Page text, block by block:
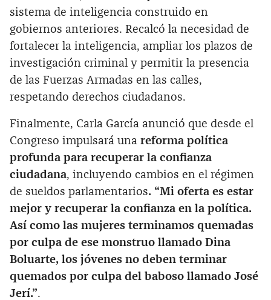
sistema de inteligencia construido en
gobiernos anteriores. Recalcó la necesidad de
fortalecer la inteligencia, ampliar los plazos de
investigación criminal y permitir la presencia
de las Fuerzas Armadas en las calles,
respetando derechos ciudadanos.
Finalmente, Carla García anunció que desde el
Congreso impulsará una reforma política
profunda para recuperar la confianza
ciudadana, incluyendo cambios en el régimen
de sueldos parlamentarios. “Mi oferta es estar
mejor y recuperar la confianza en la política.
Así como las mujeres terminamos quemadas
por culpa de ese monstruo llamado Dina
Boluarte, los jóvenes no deben terminar
quemados por culpa del baboso llamado José
Jerí.”.